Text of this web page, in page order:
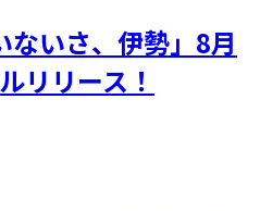
ないさ、伊勢」8月
リリース！